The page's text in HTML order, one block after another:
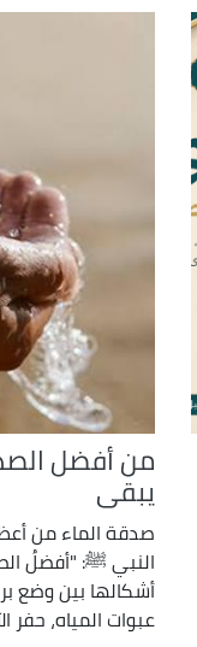
من أفضل
يبقى
صدقة الماء من
النبي ﷺ: "أفضلُ
أشكالها بين وضع
عبوات المياه، حفر